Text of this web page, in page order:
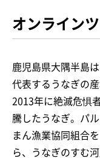
オンライン
鹿児島県大隅半島
代表するうなぎの産
2013年に絶滅危惧
騰したうなぎ。パ
まん漁業協同組合
ら、うなぎのすむ